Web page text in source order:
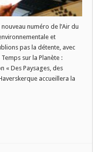
numéro de l’Air du
et
pas la détente, avec
sur la Planète :
« Des Paysages, des
accueillera la